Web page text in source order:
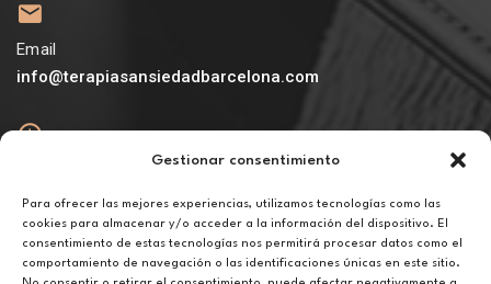
Gestionar consentimiento
Para ofrecer las mejores experiencias, utilizamos tecnologías como las
cookies para almacenar y/o acceder a la información del dispositivo. El
consentimiento de estas tecnologías nos permitirá procesar datos como el
comportamiento de navegación o las identificaciones únicas en este sitio.
Email
info@terapiasansiedadbarcelona.com
De lunes a viernes de 10h a 20h
Aviso legal
Política de privacidad